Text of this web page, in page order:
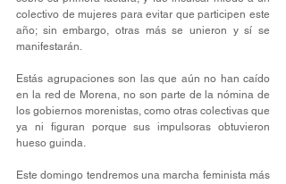
colectivo de mujeres para evitar que participen este
año; sin embargo, otras más se unieron y sí se
manifestarán.
Estás agrupaciones son las que aún no han caído
en la red de Morena, no son parte de la nómina de
los gobiernos morenistas, como otras colectivas que
ya ni figuran porque sus impulsoras obtuvieron
hueso guinda.
Este domingo tendremos una marcha feminista más